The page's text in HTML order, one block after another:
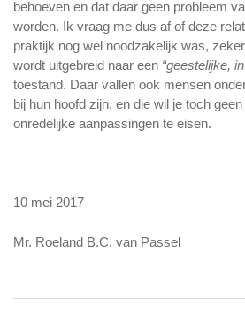
behoeven en dat daar geen probleem
worden. Ik vraag me dus af of deze
praktijk nog wel noodzakelijk was,
wordt uitgebreid naar een “geestelijke,
toestand. Daar vallen ook mensen
bij hun hoofd zijn, en die wil je toch
onredelijke aanpassingen te eisen.
10 mei 2017
Mr. Roeland B.C. van Passel